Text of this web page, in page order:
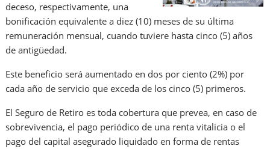
deceso, respectivamente, una
bonificación equivalente a diez (10) meses de su última
remuneración mensual, cuando tuviere hasta cinco (5) años
de antigüedad.
Este beneficio será aumentado en dos por ciento (2%) por
cada año de servicio que exceda de los cinco (5) primeros.
El Seguro de Retiro es toda cobertura que prevea, en caso de
sobrevivencia, el pago periódico de una renta vitalicia o el
pago del capital asegurado liquidado en forma de rentas